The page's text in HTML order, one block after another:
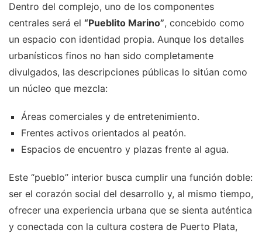
Dentro del complejo, uno de los componentes
centrales será el “Pueblito Marino”, concebido como
un espacio con identidad propia. Aunque los detalles
urbanísticos finos no han sido completamente
divulgados, las descripciones públicas lo sitúan como
un núcleo que mezcla:
Áreas comerciales y de entretenimiento.
Frentes activos orientados al peatón.
Espacios de encuentro y plazas frente al agua.
Este “pueblo” interior busca cumplir una función doble:
ser el corazón social del desarrollo y, al mismo tiempo,
ofrecer una experiencia urbana que se sienta auténtica
y conectada con la cultura costera de Puerto Plata,